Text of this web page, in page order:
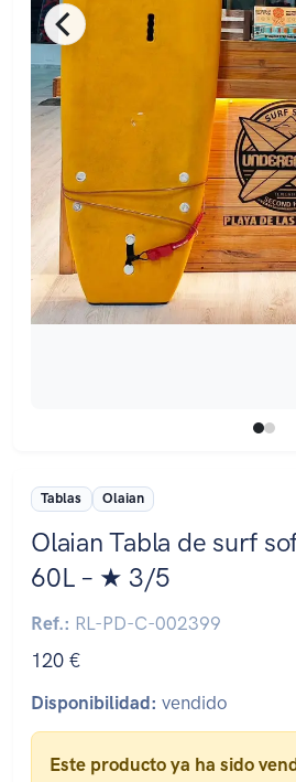
Tablas Olaian
Olaian Tabla de surf
60L – ★ 3/5
Ref.: RL-PD-C-002399
120 €
Disponibilidad: vendido
Este producto ya ha sido